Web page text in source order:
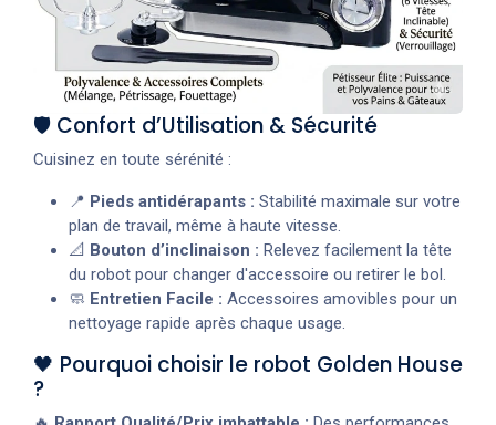
🛡️ Confort d’Utilisation & Sécurité
Cuisinez en toute sérénité :
📍 Pieds antidérapants : Stabilité maximale sur votre
plan de travail, même à haute vitesse.
📐 Bouton d’inclinaison : Relevez facilement la tête
du robot pour changer d'accessoire ou retirer le bol.
🧼 Entretien Facile : Accessoires amovibles pour un
nettoyage rapide après chaque usage.
🖤 Pourquoi choisir le robot Golden House
?